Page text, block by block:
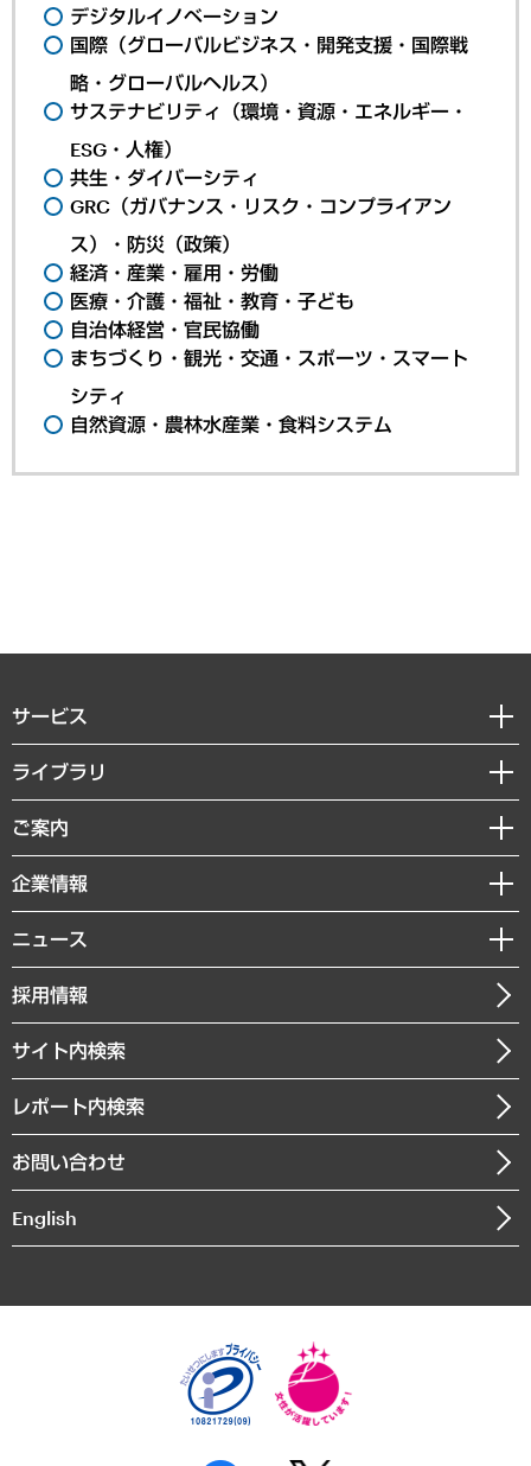
デジタルイノベーション
国際（グローバルビジネス・開発支援・国際戦
略・グローバルヘルス）
サステナビリティ（環境・資源・エネルギー・
ESG・人権）
共生・ダイバーシティ
GRC（ガバナンス・リスク・コンプライアン
ス）・防災（政策）
経済・産業・雇用・労働
医療・介護・福祉・教育・子ども
自治体経営・官民協働
まちづくり・観光・交通・スポーツ・スマート
シティ
自然資源・農林水産業・食料システム
サービス
経営戦略
組織・人事戦略
デジタルイノベーション
共生・ダイバーシティ
GRC（ガバナンス・リスク・コンプライアンス）・防災（政策）
経済・産業・雇用・労働
まちづくり・観光・交通・スポーツ・スマートシティ
自然資源・農林水産業・食料システム
ライブラリ
経済調査
レポート
コラム
経営用語集
受託・受注実績（官公庁関連）
メディア掲載・出演
ご案内
セミナー・イベント情報
MUFGビジネスセミナー
受託案件情報
企業情報
私たちの想い
社長メッセージ
会社概要
沿革
組織図・本部部室紹介
インドネシア現地法人
個人情報保護方針
ニュース
ニュースリリース
お知らせ
採用情報
サイト内検索
レポート内検索
お問い合わせ
English